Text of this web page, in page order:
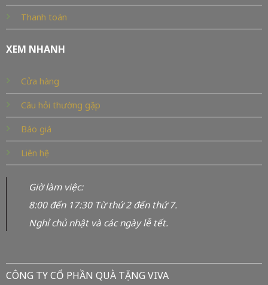
Thanh toán
XEM NHANH
Cửa hàng
Câu hỏi thường gặp
Báo giá
Liên hệ
Giờ làm việc:
8:00 đến 17:30 Từ thứ 2 đến thứ 7.
Nghỉ chủ nhật và các ngày lễ tết.
CÔNG TY CỔ PHẦN QUÀ TẶNG VIVA